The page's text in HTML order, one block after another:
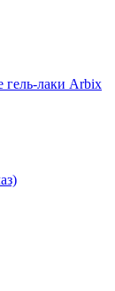
лаки Arbix